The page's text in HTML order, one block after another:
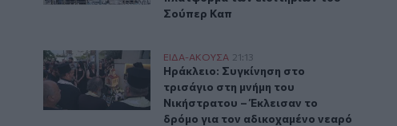
Σούπερ Καπ
με αγέλη λύκων
Ηράκλειο: Συγκίνηση στο τρισάγιο στη μνήμη του
ΕΙΔΑ-ΑΚΟΥΣΑ 21:13
Ηράκλειο: Συγκίνηση στο τρισάγιο
Ηράκλειο: Συγκίνηση στο
τρισάγιο στη μνήμη του
Νικήστρατου – Έκλεισαν το
δρόμο για τον αδικοχαμένο νεαρό